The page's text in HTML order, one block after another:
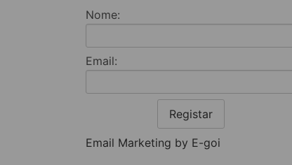
Nome:
Email:
Registar
Email Marketing by E-goi